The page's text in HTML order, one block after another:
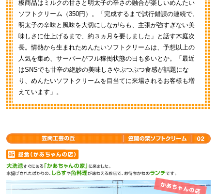
板商品はミルクの甘さと明太子の辛さの融合が楽しいめんたい
ソフトクリーム（350円）。「完成するまで試行錯誤の連続で、
明太子の辛味と風味を大切にしながらも、主張が強すぎない美
味しさに仕上げるまで、約３ヵ月を要しました」と話す木庭次
長。情熱から生まれためんたいソフトクリームは、予想以上の
人気を集め、サーバーがフル稼働状態の日も多いとか。「最近
はSNSでも甘辛の絶妙の美味しさやぷつぷつ食感が話題にな
り、めんたいソフトクリームを目当てに来場されるお客様も増
えています」。